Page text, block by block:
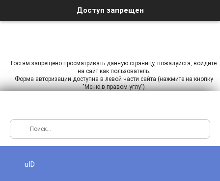
Доступ запрещен
Гостям запрещено просматривать данную страницу, пожалуйста, войдите
на сайт как пользователь.
Форма авторизации доступна в левой части сайта (нажмите на кнопку
"Меню в правом углу")
uID